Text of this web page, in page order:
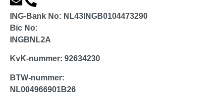
ING-Bank No: NL43INGB0104473290
Bic No:
INGBNL2A
KvK-nummer: 92634230
BTW-nummer:
NL004966901B26